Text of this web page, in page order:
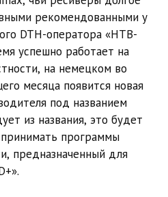
рекомендованными у
DTH-оператора «НТВ-
успешно работает на
на немецком во
месяца появится новая
под названием
из названия, это будет
программы
предназначенный для